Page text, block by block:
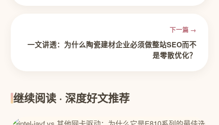
下一篇 →
一文讲透：为什么陶瓷建材企业必须做整站SEO而不
是零散优化？
继续阅读 · 深度好文推荐